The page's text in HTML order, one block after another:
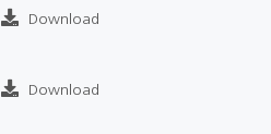
Download
Download